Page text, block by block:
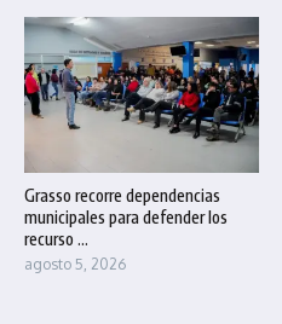
Grasso recorre dependencias
municipales para defender los
recurso ...
agosto 5, 2026